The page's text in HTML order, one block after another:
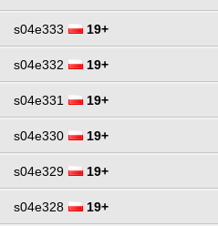
s04e333 19+
s04e332 19+
s04e331 19+
s04e330 19+
s04e329 19+
s04e328 19+